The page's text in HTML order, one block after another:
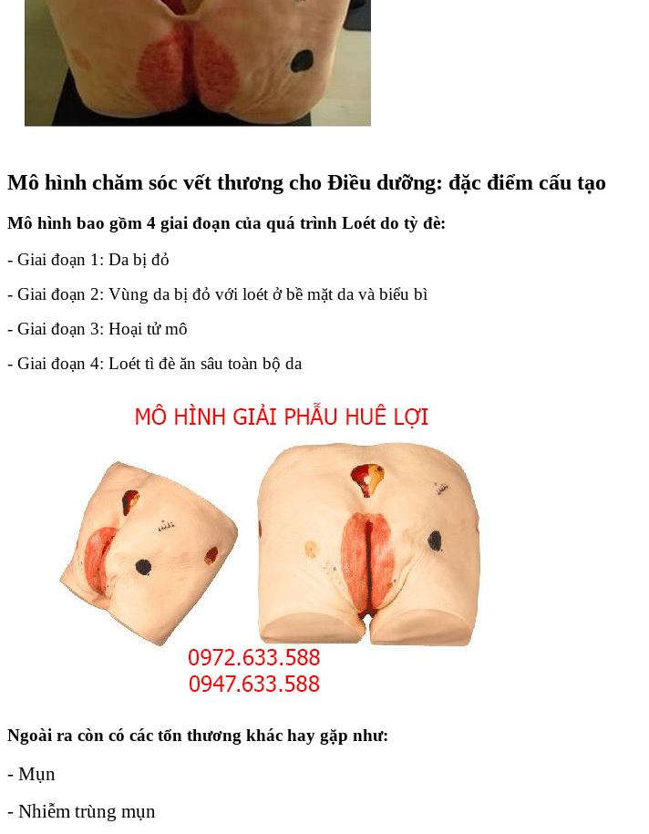
Mô hình chăm sóc vết thương cho Điều dưỡng: đặc điểm cấu tạo
Mô hình bao gồm 4 giai đoạn của quá trình Loét do tỳ đè:
- Giai đoạn 1: Da bị đỏ
- Giai đoạn 2: Vùng da bị đỏ với loét ở bề mặt da và biểu bì
- Giai đoạn 3: Hoại tử mô
- Giai đoạn 4: Loét tì đè ăn sâu toàn bộ da
Ngoài ra còn có các tổn thương khác hay gặp như:
- Mụn
- Nhiễm trùng mụn